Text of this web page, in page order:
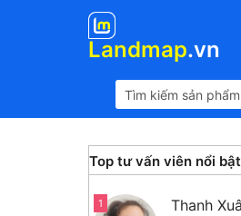
Landmap.vn
Top tư vấn viên nổi bật
1
Thanh